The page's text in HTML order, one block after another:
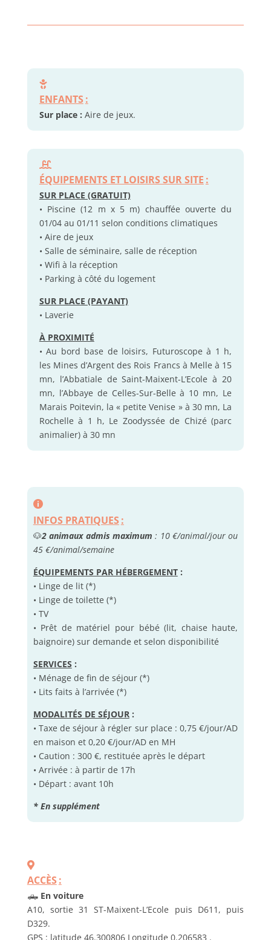
ENFANTS :
Sur place : Aire de jeux.
ÉQUIPEMENTS ET LOISIRS SUR SITE :
SUR PLACE (GRATUIT)
• Piscine (12 m x 5 m) chauffée ouverte du
01/04 au 01/11 selon conditions climatiques
• Aire de jeux
• Salle de séminaire, salle de réception
• Wifi à la réception
• Parking à côté du logement
SUR PLACE (PAYANT)
• Laverie
À PROXIMITÉ
• Au bord base de loisirs, Futuroscope à 1 h,
les Mines d’Argent des Rois Francs à Melle à 15
mn, l’Abbatiale de Saint-Maixent-L’Ecole à 20
mn, l’Abbaye de Celles-Sur-Belle à 10 mn, Le
Marais Poitevin, la « petite Venise » à 30 mn, La
Rochelle à 1 h, Le Zoodyssée de Chizé (parc
animalier) à 30 mn
INFOS PRATIQUES :
🐶2 animaux admis maximum: 10 €/animal/jour ou
45 €/animal/semaine
ÉQUIPEMENTS PAR HÉBERGEMENT:
• Linge de lit (*)
• Linge de toilette (*)
• TV
• Prêt de matériel pour bébé (lit, chaise haute,
baignoire) sur demande et selon disponibilité
SERVICES :
• Ménage de fin de séjour (*)
• Lits faits à l’arrivée (*)
MODALITÉS DE SÉJOUR:
• Taxe de séjour à régler sur place : 0,75 €/jour/AD
en maison et 0,20 €/jour/AD en MH
• Caution : 300 €, restituée après le départ
• Arrivée : à partir de 17h
• Départ : avant 10h
* En supplément
ACCÈS :
🛻En voiture
A10, sortie 31 ST-Maixent-L’Ecole puis D611, puis
D329.
GPS : latitude 46.300806 Longitude 0.206583 .